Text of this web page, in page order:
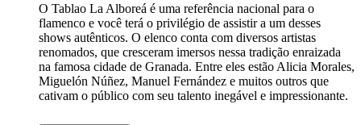
O Tablao La Alboreá é uma referência nacional para o
flamenco e você terá o privilégio de assistir a um desses
shows autênticos. O elenco conta com diversos artistas
renomados, que cresceram imersos nessa tradição enraizada
na famosa cidade de Granada. Entre eles estão Alicia Morales,
Miguelón Núñez, Manuel Fernández e muitos outros que
cativam o público com seu talento inegável e impressionante.